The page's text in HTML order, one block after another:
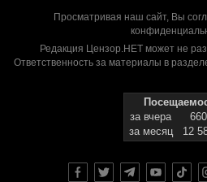
Просматривая наш сайт, Вы
Редакция Цензор.НЕТ может не
Ответственность за материалы в
за вчера
за месяц
12